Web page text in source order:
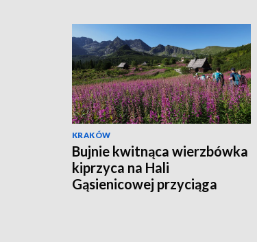
KRAKÓW
Bujnie kwitnąca wierzbówka
kiprzyca na Hali
Gąsienicowej przyciąga